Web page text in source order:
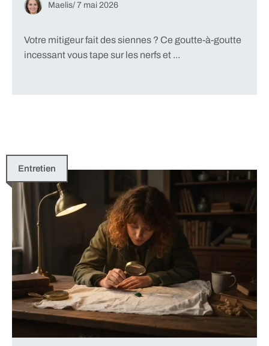
Maelis/ 7 mai 2026
Votre mitigeur fait des siennes ? Ce goutte-à-goutte
incessant vous tape sur les nerfs et ...
Entretien